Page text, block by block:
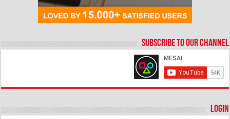
Subscribe to our Channel
Login